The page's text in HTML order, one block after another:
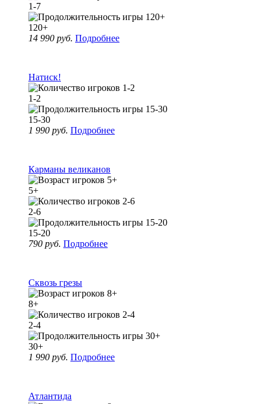
1-7
120+
14 990 руб. Подробнее
Натиск!
1-2
15-30
1 990 руб. Подробнее
Карманы великанов
5+
2-6
15-20
790 руб. Подробнее
Сквозь грезы
8+
2-4
30+
1 990 руб. Подробнее
Атлантида